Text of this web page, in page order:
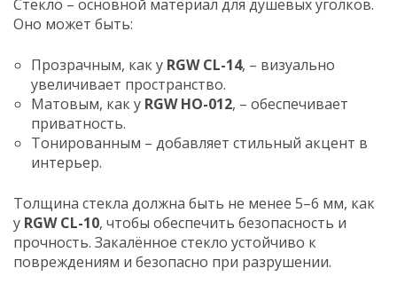
Стекло – основной материал для душевых уголков.
Оно может быть:
Прозрачным, как у RGW CL-14, – визуально
увеличивает пространство.
Матовым, как у RGW HO-012, – обеспечивает
приватность.
Тонированным – добавляет стильный акцент в
интерьер.
Толщина стекла должна быть не менее 5–6 мм, как
у RGW CL-10, чтобы обеспечить безопасность и
прочность. Закалённое стекло устойчиво к
повреждениям и безопасно при разрушении.